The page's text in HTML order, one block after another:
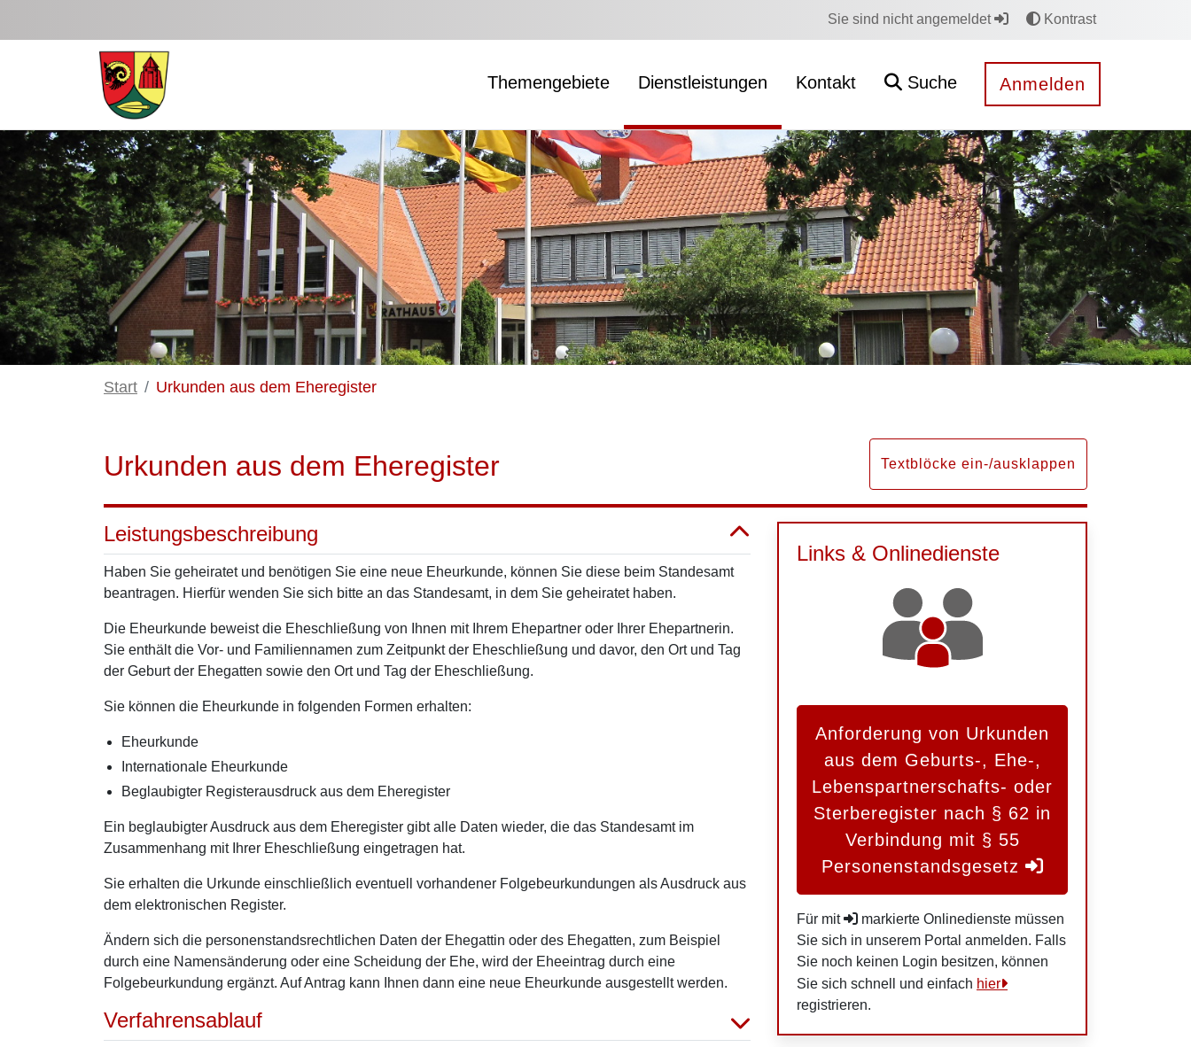
Sie sind nicht angemeldet Kontrast
Themengebiete Dienstleistungen Kontakt Suche Anmelden
Start Urkunden aus dem Eheregister
Urkunden aus dem Eheregister Textblöcke ein-/ausklappen
Leistungsbeschreibung
Haben Sie geheiratet und benötigen Sie eine neue Eheurkunde, können Sie diese beim Standesamt
beantragen. Hierfür wenden Sie sich bitte an das Standesamt, in dem Sie geheiratet haben.
Die Eheurkunde beweist die Eheschließung von Ihnen mit Ihrem Ehepartner oder Ihrer Ehepartnerin.
Sie enthält die Vor- und Familiennamen zum Zeitpunkt der Eheschließung und davor, den Ort und Tag
der Geburt der Ehegatten sowie den Ort und Tag der Eheschließung.
Sie können die Eheurkunde in folgenden Formen erhalten:
Eheurkunde
Internationale Eheurkunde
Beglaubigter Registerausdruck aus dem Eheregister
Ein beglaubigter Ausdruck aus dem Eheregister gibt alle Daten wieder, die das Standesamt im
Zusammenhang mit Ihrer Eheschließung eingetragen hat.
Sie erhalten die Urkunde einschließlich eventuell vorhandener Folgebeurkundungen als Ausdruck aus
dem elektronischen Register.
Ändern sich die personenstandsrechtlichen Daten der Ehegattin oder des Ehegatten, zum Beispiel
durch eine Namensänderung oder eine Scheidung der Ehe, wird der Eheeintrag durch eine
Folgebeurkundung ergänzt. Auf Antrag kann Ihnen dann eine neue Eheurkunde ausgestellt werden.
Verfahrensablauf
Links & Onlinedienste
Anforderung von Urkunden
aus dem Geburts-, Ehe-,
Lebenspartnerschafts- oder
Sterberegister nach § 62 in
Verbindung mit § 55
Personenstandsgesetz
Für mit
markierte Onlinedienste müssen
Sie sich in unserem Portal anmelden. Falls
Sie noch keinen Login besitzen, können
Sie sich schnell und einfach hier
registrieren.